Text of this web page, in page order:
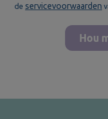
de servicevoorwaarden
Hou